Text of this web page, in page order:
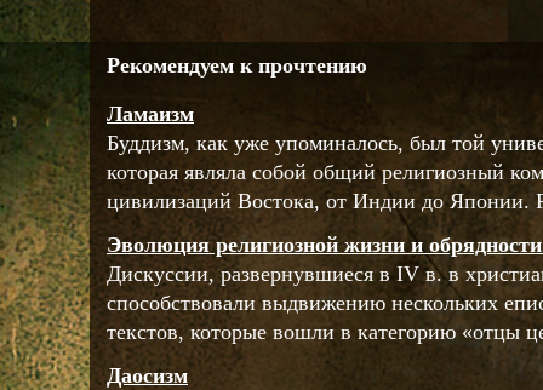
Рекомендуем к прочтению
Ламаизм
Буддизм, как уже упоминалось, был той
которая являла собой общий религиозный
цивилизаций Востока, от Индии до Японии.
Эволюция религиозной жизни и
Дискуссии, развернувшиеся в IV в. в
способствовали выдвижению нескольких
текстов, которые вошли в категорию «отцы
Даосизм